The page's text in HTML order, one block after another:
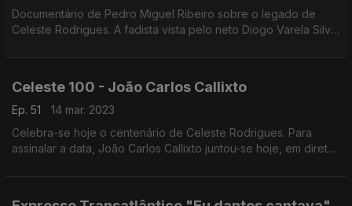
Documentário de Pedro Miguel Ribeiro sobre o legado de
Celeste Rodrigues. A fadista vista pelo neto Diogo Varela Silva,
Celeste 100 - João Carlos Callixto
Ep. 51
14 mar. 2023
Celebra-se hoje o centenário de Celeste Rodrigues. Para
assinalar a data, João Carlos Callixto juntou-se hoje, em direto,